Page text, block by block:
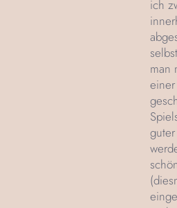
ich
man